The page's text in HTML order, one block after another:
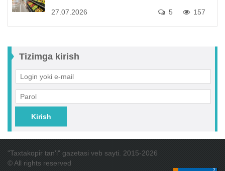
27.07.2026 157
5
Tizimga kirish
Kirish
"Taxtakopir tan'i" gazetasi veb sayti. 2015-2026
© All rights reserved